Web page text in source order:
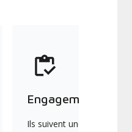
Engagement
Ils suivent une formation